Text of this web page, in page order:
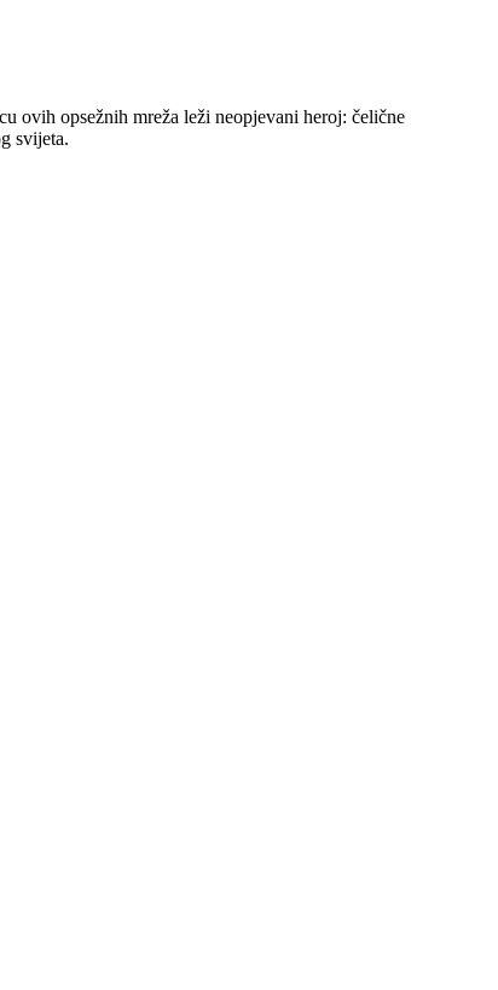
ovih opsežnih mreža leži neopjevani heroj: čelične
svijeta.